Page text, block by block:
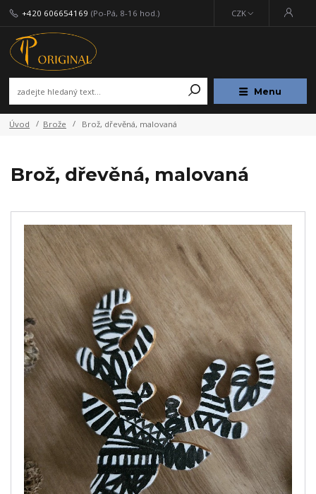
Menu
CZK
+420 606654169 (Po-Pá, 8-16 hod.)
Úvod Brože Brož, dřevěná, malovaná
Brož, dřevěná, malovaná